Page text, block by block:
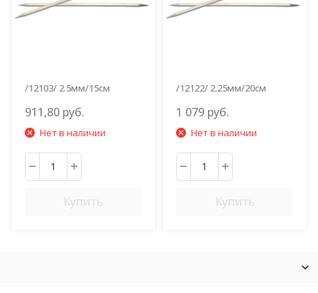
/12103/ 2.5мм/15см
911,80 руб.
Нет в наличии
Купить
/12122/ 2.25мм/20см
1 079 руб.
Нет в наличии
Купить